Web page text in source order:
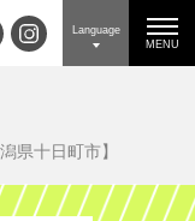
Language
MENU
県十日町市】